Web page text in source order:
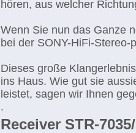
hören, aus welcher
Wenn Sie nun das Ganze
bei der SONY-HiFi-Stereo-
Dieses große
ins Haus. Wie gut sie
leistet, sagen wir Ihnen
.
Receiver STR-